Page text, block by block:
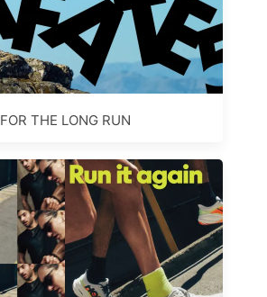
FOR THE LONG RUN